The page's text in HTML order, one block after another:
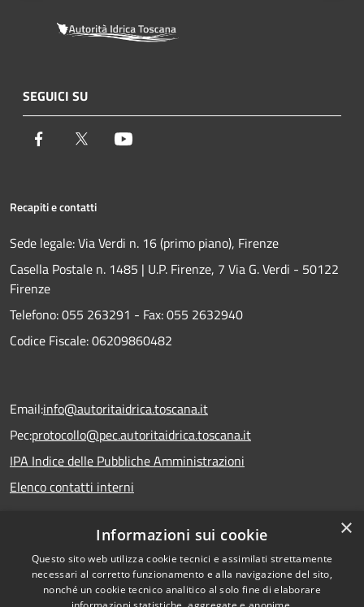
SEGUICI SU
Facebook Twitter
Recapiti e contatti
Sede legale: Via Verdi n. 16 (primo piano), Firenze
Casella Postale n. 1485 | U.P. Firenze, 7 Via G. Verdi - 50122
Firenze
Telefono:055 263291 - Fax:055 2632940
Codice Fiscale: 06209860482
Email:info@autoritaidrica.toscana.it
Pec:protocollo@pec.autoritaidrica.toscana.it
IPA Indice delle Pubbliche Amministrazioni
Elenco contatti interni
Dichiarazione accessibilità
×
Informazioni sui cookie
Questo sito web utilizza cookie tecnici e assimilati strettamente
necessari al corretto funzionamento e alla navigazione del sito,
nonché un cookie tecnico analitico al solo fine di elaborare